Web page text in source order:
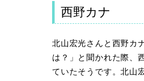
西野カナ
北山宏光さんと西野カ
は？」と聞かれた際、
ていたそうです。北山